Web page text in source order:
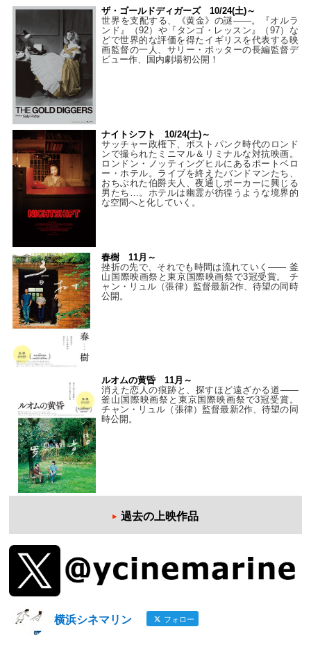
ザ・ゴールドディガーズ 10/24(土)～
世界を支配する、《黄金》の謎――。『オルラ
ンド』（92）や『タンゴ・レッスン』（97）な
どで世界的な評価を得たイギリスを代表する映
画監督の一人、サリー・ポッターの長編監督デ
ビュー作、国内劇場初公開！
ナイトシフト 10/24(土)～
サッチャー政権下、ポストパンク時代のロンド
ンで撮られたミニマル＆リミナルな対抗映画。
ロンドン・ノッティングヒルにあるポートベロ
ー・ホテル。ライブを終えたバンドマンたち、
おちぶれた伯爵夫人、夜通しポーカーに興じる
男たち…。ホテルは幽霊が彷徨うような境界的
な空間へと化していく。
春樹 11月～
挫折の先で、それでも時間は流れていく—— 釜
山国際映画祭と東京国際映画祭で3冠受賞。 チ
ャン・リュル（張律）監督最新2作、待望の同時
公開。
ルオムの黄昏 11月～
消えた恋人の痕跡と、探すほど遠ざかる道——
釜山国際映画祭と東京国際映画祭で3冠受賞。
チャン・リュル（張律）監督最新2作、待望の同
時公開。
過去の上映作品
横浜シネマリン フォロー